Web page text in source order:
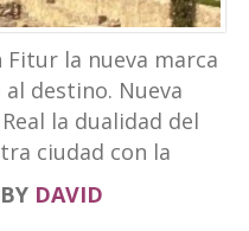
Fitur la nueva marca
destino. Nueva
la dualidad del
ciudad con la
de ciudad
y pueblo nuevo.
DAVID